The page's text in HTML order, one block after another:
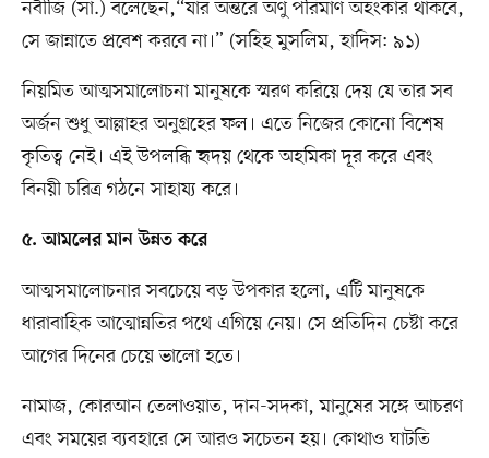
নবীজি (সা.) বলেছেন,“যার অন্তরে অণু পরিমাণ অহংকার থাকবে,
সে জান্নাতে প্রবেশ করবে না।” (সহিহ মুসলিম, হাদিস: ৯১)
নিয়মিত আত্মসমালোচনা মানুষকে স্মরণ করিয়ে দেয় যে তার সব
অর্জন শুধু আল্লাহর অনুগ্রহের ফল। এতে নিজের কোনো বিশেষ
কৃতিত্ব নেই। এই উপলব্ধি হৃদয় থেকে অহমিকা দূর করে এবং
বিনয়ী চরিত্র গঠনে সাহায্য করে।
৫. আমলের মান উন্নত করে
আত্মসমালোচনার সবচেয়ে বড় উপকার হলো, এটি মানুষকে
ধারাবাহিক আত্মোন্নতির পথে এগিয়ে নেয়। সে প্রতিদিন চেষ্টা করে
আগের দিনের চেয়ে ভালো হতে।
নামাজ, কোরআন তেলাওয়াত, দান-সদকা, মানুষের সঙ্গে আচরণ
এবং সময়ের ব্যবহারে সে আরও সচেতন হয়। কোথাও ঘাটতি